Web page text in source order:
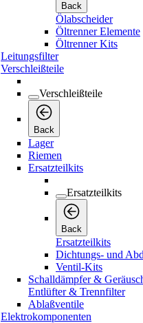
Back
Ölabscheider
Öltrenner Elemente
Öltrenner Kits
Leitungsfilter
Verschleißteile
Verschleißteile
Back
Lager
Riemen
Ersatzteilkits
Ersatzteilkits
Back
Ersatzteilkits
Dichtungs- und
Ventil-Kits
Schalldämpfer &
Entlüfter & Trennfilter
Ablaßventile
Elektrokomponenten